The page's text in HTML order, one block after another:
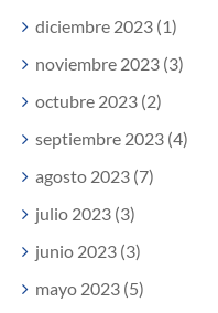
diciembre 2023 (1)
noviembre 2023 (3)
octubre 2023 (2)
septiembre 2023 (4)
agosto 2023 (7)
julio 2023 (3)
junio 2023 (3)
mayo 2023 (5)